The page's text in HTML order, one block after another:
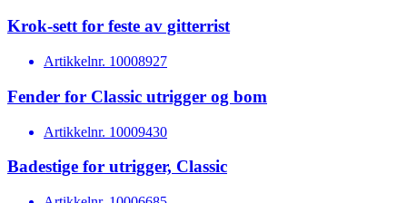
Krok-sett for feste av gitterrist
Artikkelnr. 10008927
Fender for Classic utrigger og bom
Artikkelnr. 10009430
Badestige for utrigger, Classic